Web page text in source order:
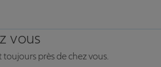
vous
près de chez vous.